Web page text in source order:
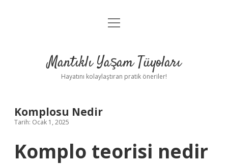
Anasayfa
Yasal Uyarı
menüyü
Mantıklı Yaşam Tüyoları
Hayatını kolaylaştıran pratik öneriler!
Komplosu Nedir
Tarih: Ocak 1, 2025
Komplo teorisi nedir